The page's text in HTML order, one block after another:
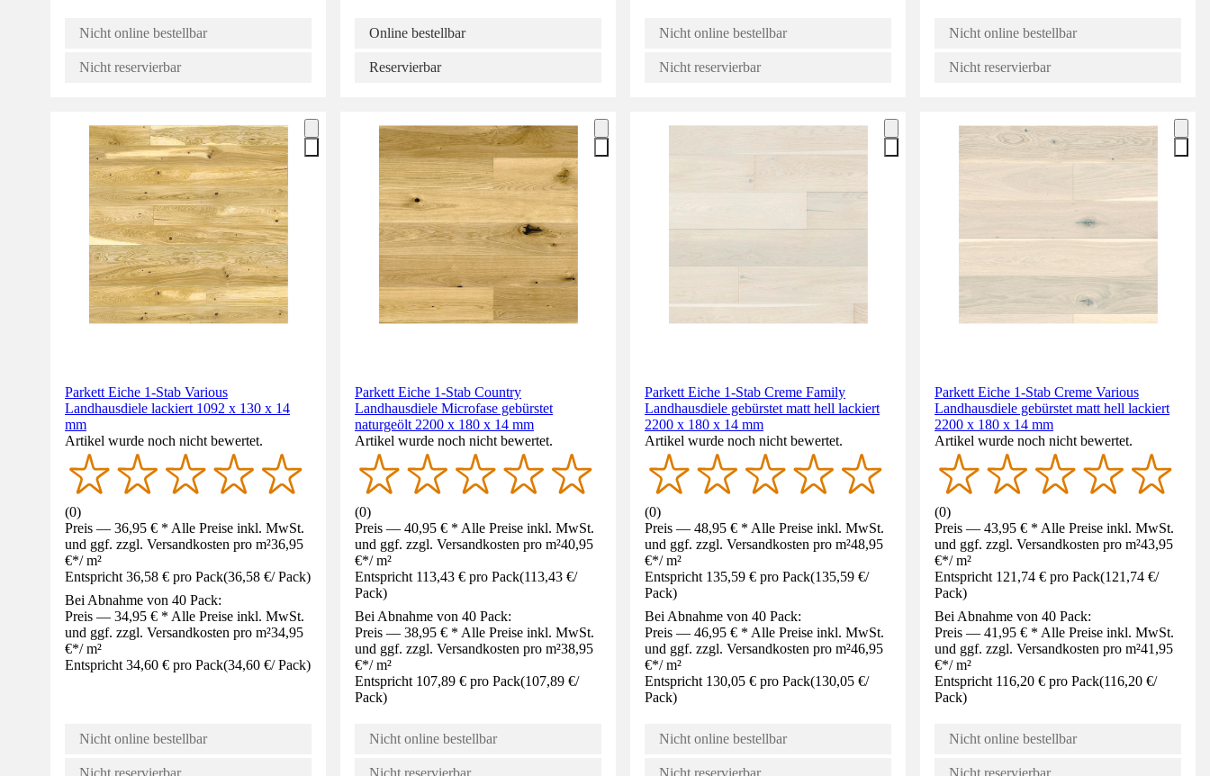
Nicht online bestellbar
Nicht reservierbar
Online bestellbar
Reservierbar
Nicht online bestellbar
Nicht reservierbar
Nicht online bestellbar
Nicht reservierbar
Parkett Eiche 1-Stab Various
Landhausdiele lackiert 1092 x 130 x 14
mm
Artikel wurde noch nicht bewertet.
(0)
Preis — 36,95 € * Alle Preise inkl. MwSt.
und ggf. zzgl. Versandkosten pro m²36,95
€*/ m²
Entspricht 36,58 € pro Pack(36,58 €/ Pack)
Bei Abnahme von 40 Pack:
Preis — 34,95 € * Alle Preise inkl. MwSt.
und ggf. zzgl. Versandkosten pro m²34,95
€*/ m²
Entspricht 34,60 € pro Pack(34,60 €/ Pack)
Nicht online bestellbar
Nicht reservierbar
Parkett Eiche 1-Stab Country
Landhausdiele Microfase gebürstet
naturgeölt 2200 x 180 x 14 mm
Artikel wurde noch nicht bewertet.
(0)
Preis — 40,95 € * Alle Preise inkl. MwSt.
und ggf. zzgl. Versandkosten pro m²40,95
€*/ m²
Entspricht 113,43 € pro Pack(113,43 €/
Pack)
Bei Abnahme von 40 Pack:
Preis — 38,95 € * Alle Preise inkl. MwSt.
und ggf. zzgl. Versandkosten pro m²38,95
€*/ m²
Entspricht 107,89 € pro Pack(107,89 €/
Pack)
Nicht online bestellbar
Nicht reservierbar
Parkett Eiche 1-Stab Creme Family
Landhausdiele gebürstet matt hell lackiert
2200 x 180 x 14 mm
Artikel wurde noch nicht bewertet.
(0)
Preis — 48,95 € * Alle Preise inkl. MwSt.
und ggf. zzgl. Versandkosten pro m²48,95
€*/ m²
Entspricht 135,59 € pro Pack(135,59 €/
Pack)
Bei Abnahme von 40 Pack:
Preis — 46,95 € * Alle Preise inkl. MwSt.
und ggf. zzgl. Versandkosten pro m²46,95
€*/ m²
Entspricht 130,05 € pro Pack(130,05 €/
Pack)
Nicht online bestellbar
Nicht reservierbar
Parkett Eiche 1-Stab Creme Various
Landhausdiele gebürstet matt hell lackiert
2200 x 180 x 14 mm
Artikel wurde noch nicht bewertet.
(0)
Preis — 43,95 € * Alle Preise inkl. MwSt.
und ggf. zzgl. Versandkosten pro m²43,95
€*/ m²
Entspricht 121,74 € pro Pack(121,74 €/
Pack)
Bei Abnahme von 40 Pack:
Preis — 41,95 € * Alle Preise inkl. MwSt.
und ggf. zzgl. Versandkosten pro m²41,95
€*/ m²
Entspricht 116,20 € pro Pack(116,20 €/
Pack)
Nicht online bestellbar
Nicht reservierbar